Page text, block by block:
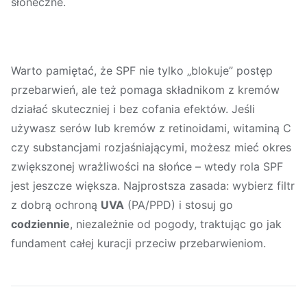
Warto pamiętać, że SPF nie tylko „blokuje” postęp
przebarwień, ale też pomaga składnikom z kremów
działać skuteczniej i bez cofania efektów. Jeśli
używasz serów lub kremów z retinoidami, witaminą C
czy substancjami rozjaśniającymi, możesz mieć okres
zwiększonej wrażliwości na słońce – wtedy rola SPF
jest jeszcze większa. Najprostsza zasada: wybierz filtr
z dobrą ochroną UVA (PA/PPD) i stosuj go
codziennie, niezależnie od pogody, traktując go jak
fundament całej kuracji przeciw przebarwieniom.